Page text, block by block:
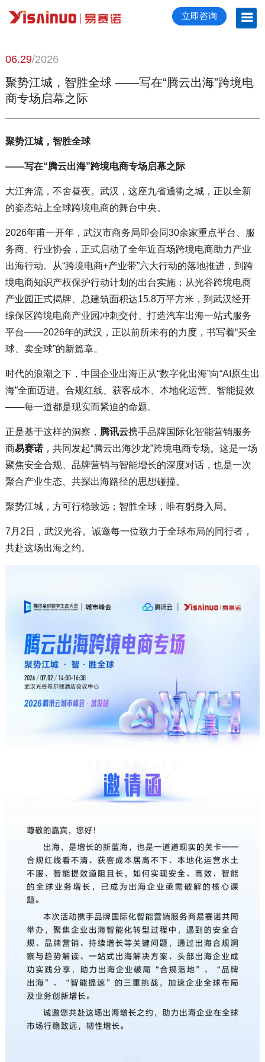
立即咨询
06.29/2026
聚势江城，智胜全球 ——写在“腾云出海”跨境电
商专场启幕之际
聚势江城，智胜全球
——写在“腾云出海”跨境电商专场启幕之际
大江奔流，不舍昼夜。武汉，这座九省通衢之城，正以全新
的姿态站上全球跨境电商的舞台中央。
2026年甫一开年，武汉市商务局即会同30余家重点平台、服
务商、行业协会，正式启动了全年近百场跨境电商助力产业
出海行动。从“跨境电商+产业带”六大行动的落地推进，到跨
境电商知识产权保护行动计划的出台实施；从光谷跨境电商
产业园正式揭牌、总建筑面积达15.8万平方米，到武汉经开
综保区跨境电商产业园冲刺交付、打造汽车出海一站式服务
平台——2026年的武汉，正以前所未有的力度，书写着“买全
球、卖全球”的新篇章。
时代的浪潮之下，中国企业出海正从“数字化出海”向“AI原生出
海”全面迈进。合规红线、获客成本、本地化运营、智能提效
——每一道都是现实而紧迫的命题。
正是基于这样的洞察， 腾讯云携手品牌国际化智能营销服务
商易赛诺，共同发起“腾云出海沙龙”跨境电商专场。这是一场
聚焦安全合规、品牌营销与智能增长的深度对话，也是一次
聚合产业生态、共探出海路径的思想碰撞。
聚势江城，方可行稳致远；智胜全球，唯有躬身入局。
7月2日，武汉光谷。诚邀每一位致力于全球布局的同行者，
共赴这场出海之约。